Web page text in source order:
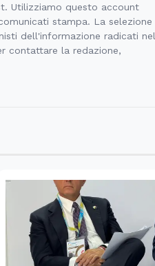
Utilizziamo questo account
stampa. La selezione
dell'informazione radicati nel
contattare la redazione,